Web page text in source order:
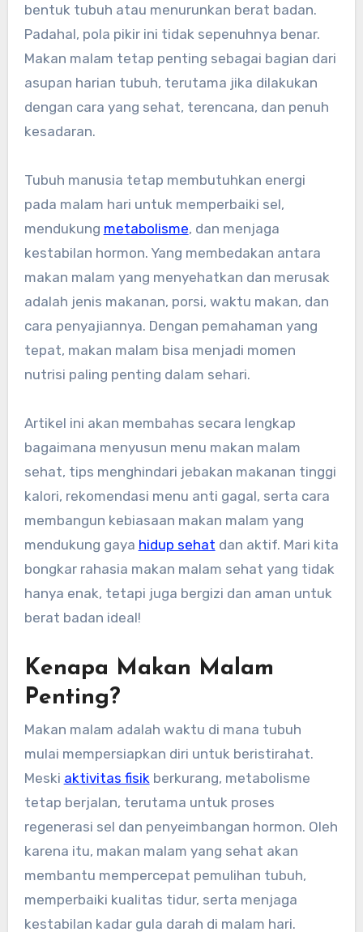
bentuk tubuh atau menurunkan berat badan.
Padahal, pola pikir ini tidak sepenuhnya benar.
Makan malam tetap penting sebagai bagian dari
asupan harian tubuh, terutama jika dilakukan
dengan cara yang sehat, terencana, dan penuh
kesadaran.
Tubuh manusia tetap membutuhkan energi
pada malam hari untuk memperbaiki sel,
mendukung metabolisme, dan menjaga
kestabilan hormon. Yang membedakan antara
makan malam yang menyehatkan dan merusak
adalah jenis makanan, porsi, waktu makan, dan
cara penyajiannya. Dengan pemahaman yang
tepat, makan malam bisa menjadi momen
nutrisi paling penting dalam sehari.
Artikel ini akan membahas secara lengkap
bagaimana menyusun menu makan malam
sehat, tips menghindari jebakan makanan tinggi
kalori, rekomendasi menu anti gagal, serta cara
membangun kebiasaan makan malam yang
mendukung gaya hidup sehat dan aktif. Mari kita
bongkar rahasia makan malam sehat yang tidak
hanya enak, tetapi juga bergizi dan aman untuk
berat badan ideal!
Kenapa Makan Malam
Penting?
Makan malam adalah waktu di mana tubuh
mulai mempersiapkan diri untuk beristirahat.
Meski aktivitas fisikberkurang, metabolisme
tetap berjalan, terutama untuk proses
regenerasi sel dan penyeimbangan hormon. Oleh
karena itu, makan malam yang sehat akan
membantu mempercepat pemulihan tubuh,
memperbaiki kualitas tidur, serta menjaga
kestabilan kadar gula darah di malam hari.